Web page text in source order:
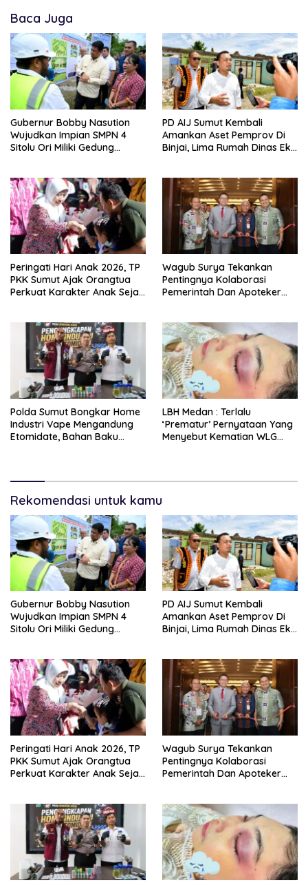
Baca Juga
Gubernur Bobby Nasution
Wujudkan Impian SMPN 4
Sitolu Ori Miliki Gedung
PD AIJ Sumut Kembali
Amankan Aset Pemprov Di
Binjai, Lima Rumah Dinas Eks
Peringati Hari Anak 2026, TP
PKK Sumut Ajak Orangtua
Perkuat Karakter Anak Sejak
Wagub Surya Tekankan
Pentingnya Kolaborasi
Pemerintah Dan Apoteker
Polda Sumut Bongkar Home
Industri Vape Mengandung
Etomidate, Bahan Baku
LBH Medan : Terlalu
‘Prematur’ Pernyataan Yang
Menyebut Kematian WLG
Rekomendasi untuk kamu
Gubernur Bobby Nasution
Wujudkan Impian SMPN 4
Sitolu Ori Miliki Gedung
PD AIJ Sumut Kembali
Amankan Aset Pemprov Di
Binjai, Lima Rumah Dinas Eks
Peringati Hari Anak 2026, TP
PKK Sumut Ajak Orangtua
Perkuat Karakter Anak Sejak
Wagub Surya Tekankan
Pentingnya Kolaborasi
Pemerintah Dan Apoteker